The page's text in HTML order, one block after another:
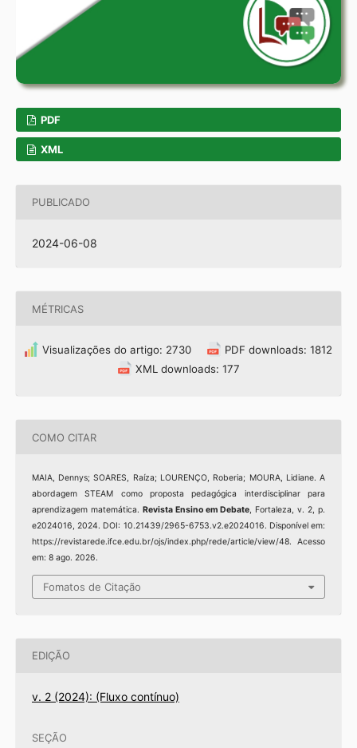
PDF
XML
PUBLICADO
2024-06-08
MÉTRICAS
Visualizações do artigo: 2730
PDF downloads: 1812
XML downloads: 177
COMO CITAR
MAIA, Dennys; SOARES, Raíza; LOURENÇO, Roberia; MOURA, Lidiane. A
abordagem STEAM como proposta pedagógica interdisciplinar para
aprendizagem matemática. Revista Ensino em Debate, Fortaleza, v. 2, p.
e2024016, 2024. DOI: 10.21439/2965-6753.v2.e2024016. Disponível em:
https://revistarede.ifce.edu.br/ojs/index.php/rede/article/view/48. Acesso
em: 8 ago. 2026.
Fomatos de Citação
EDIÇÃO
v. 2 (2024): (Fluxo contínuo)
SEÇÃO